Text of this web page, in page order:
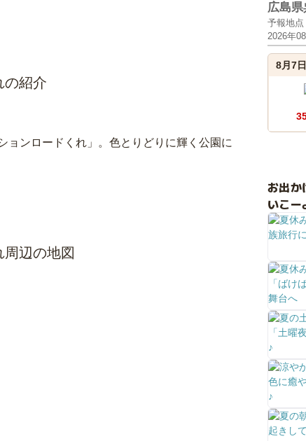
の紹介
ョンロードくれ」。色とりどりに輝く公園に
辺の地図
広島県
予報地
2026年
8月7
お出か
いこ